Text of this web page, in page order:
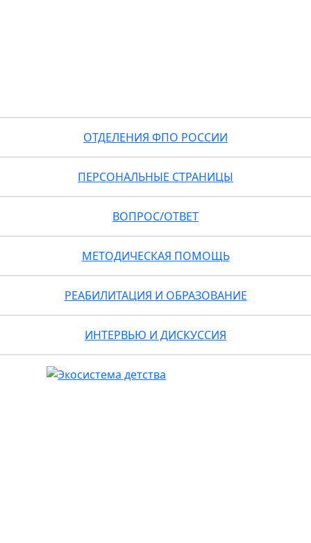
ОТДЕЛЕНИЯ ФПО РОССИИ
ПЕРСОНАЛЬНЫЕ СТРАНИЦЫ
ВОПРОС/ОТВЕТ
МЕТОДИЧЕСКАЯ ПОМОЩЬ
РЕАБИЛИТАЦИЯ И ОБРАЗОВАНИЕ
ИНТЕРВЬЮ И ДИСКУССИЯ